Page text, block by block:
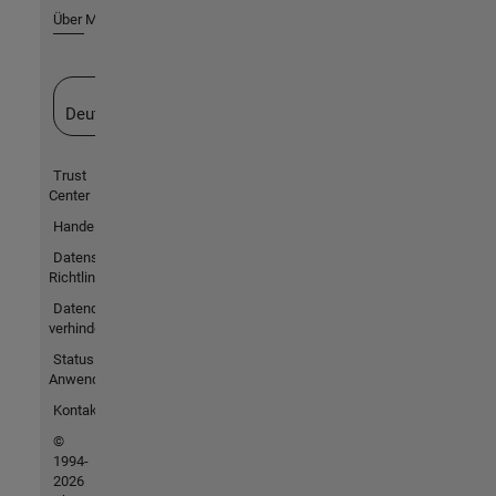
Über MathWorks
Deutschland
Trust
Center
Handelsmarken
Datenschutz-
Richtlinien
Datendiebstahl
verhindern
Status von
Anwendungen
Kontakt
©
1994-
2026